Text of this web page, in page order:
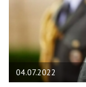
04.07.2022